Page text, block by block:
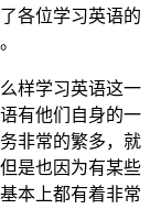
各位学习英语的
样学习英语这一
有他们自身的一
非常的繁多，就
是也因为有某些
本上都有着非常